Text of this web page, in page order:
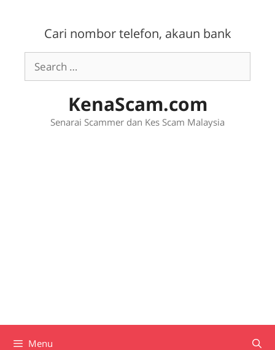
Cari nombor telefon, akaun bank
Search
for:
KenaScam.com
Senarai Scammer dan Kes Scam Malaysia
Menu